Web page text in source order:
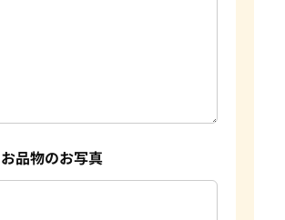
お品物のお写真